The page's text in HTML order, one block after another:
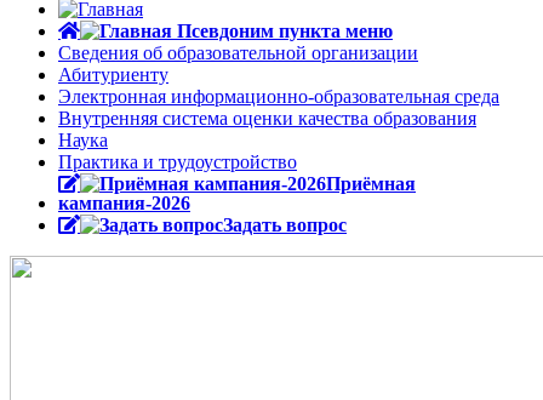
Сведения об образовательной организации
Абитуриенту
Электронная информационно-образовательная среда
Внутренняя система оценки качества образования
Наука
Практика и трудоустройство
Приёмная
кампания-2026
Задать вопрос